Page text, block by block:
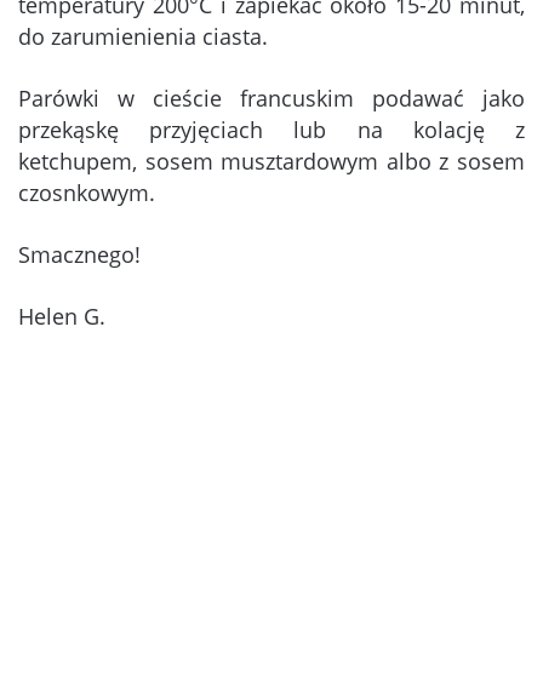
do zarumienienia ciasta.
Parówki w cieście francuskim podawać jako
przekąskę przyjęciach lub na kolację z
ketchupem, sosem musztardowym albo z sosem
czosnkowym.
Smacznego!
Helen G.